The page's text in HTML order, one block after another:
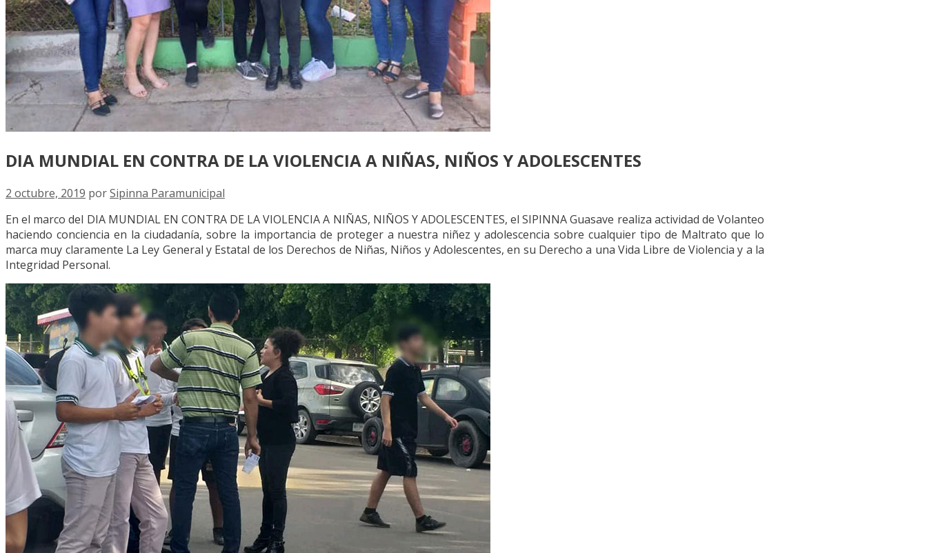
DIA MUNDIAL EN CONTRA DE LA VIOLENCIA A NIÑAS, NIÑOS Y ADOLESCENTES
2 octubre, 2019 porSipinna Paramunicipal
En el marco del DIA MUNDIAL EN CONTRA DE LA VIOLENCIA A NIÑAS, NIÑOS Y ADOLESCENTES, el SIPINNA Guasave realiza actividad de Volanteo
haciendo conciencia en la ciudadanía, sobre la importancia de proteger a nuestra niñez y adolescencia sobre cualquier tipo de Maltrato que lo
marca muy claramente La Ley General y Estatal de los Derechos de Niñas, Niños y Adolescentes, en su Derecho a una Vida Libre de Violencia y a la
Integridad Personal.